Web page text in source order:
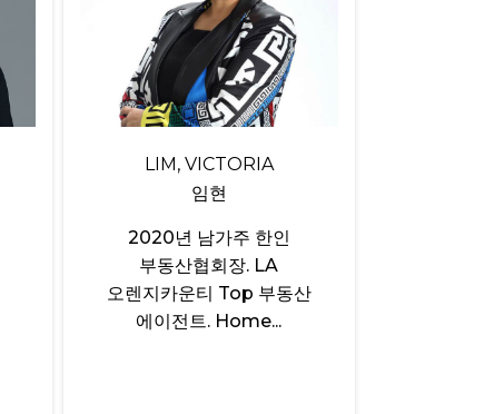
LIM, VICTORIA
임현
2020년 남가주 한인
부동산협회장. LA
오렌지카운티 Top 부동산
에이전트. Home...